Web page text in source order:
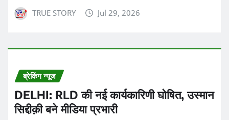
TRUE STORY Jul 29, 2026
ब्रेकिंग न्यूज
DELHI: RLD की नई कार्यकारिणी घोषित, उस्मान
सिद्दीक़ी बने मीडिया प्रभारी